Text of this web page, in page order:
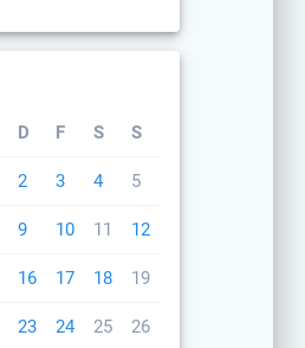
D F S S
2 3 4 5
9 10 11 12
16 17 18 19
23 24 25 26